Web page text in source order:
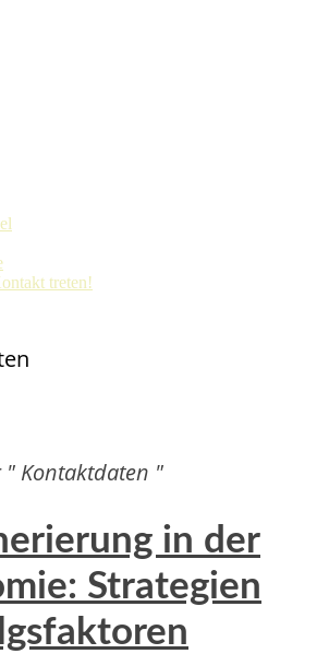
treten!
" Kontaktdaten "
in der
Strategien